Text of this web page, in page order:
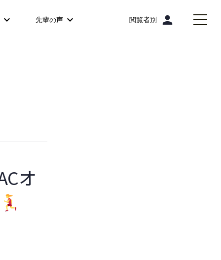
先輩の声 閲覧者別 person
オ